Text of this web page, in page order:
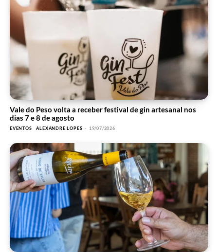
Vale do Peso volta a receber festival de gin artesanal nos
dias 7 e 8 de agosto
EVENTOS ALEXANDRE LOPES - 19/07/2026